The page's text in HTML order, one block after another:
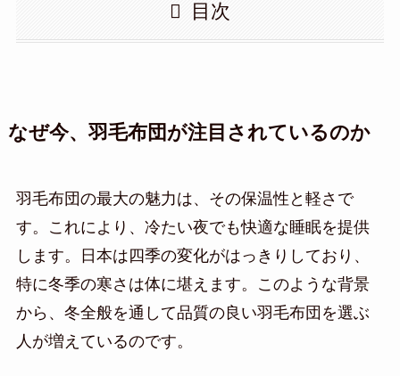
目次
なぜ今、羽毛布団が注目されているのか
羽毛布団の最大の魅力は、その保温性と軽さで
す。これにより、冷たい夜でも快適な睡眠を提供
します。日本は四季の変化がはっきりしており、
特に冬季の寒さは体に堪えます。このような背景
から、冬全般を通して品質の良い羽毛布団を選ぶ
人が増えているのです。